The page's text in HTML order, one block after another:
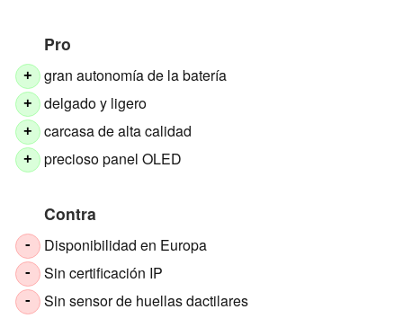
Pro
+ gran autonomía de la batería
+ delgado y ligero
+ carcasa de alta calidad
+ precioso panel OLED
Contra
- Disponibilidad en Europa
- Sin certificación IP
- Sin sensor de huellas dactilares